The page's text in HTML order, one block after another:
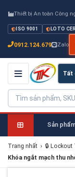
Thiết bị An toàn Công
ISO 9001 LOTO
0912.124.679 Zalo
Sản
Trang nhất › 🔒
Khóa ngắt mạch thu